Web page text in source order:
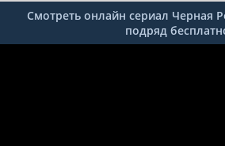
Смотреть онлайн сериал Черная
подряд